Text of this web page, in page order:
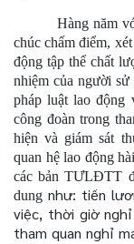
Hàng năm
chúc chấm điểm,
động tập thể chất
nhiệm của người
pháp luật lao động
công đoàn trong
hiện và giám sát
quan hệ lao động
các bản TƯLĐTT
dung như: tiền
việc, thời giờ
tham quan nghỉ